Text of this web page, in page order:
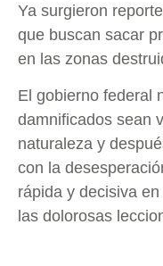
Ya surgieron
que buscan sacar
en las zonas
El gobierno federal
damnificados sean
naturaleza y
con la
rápida y decisiva
las dolorosas